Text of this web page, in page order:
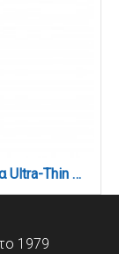
Κρεμαστό Φωτιστικό LED 6W 3CCT για Ultra-Thin μαγνητική ράγα σε λευκή απόχρωση D:10X10cm (TMU0200-White)
1979